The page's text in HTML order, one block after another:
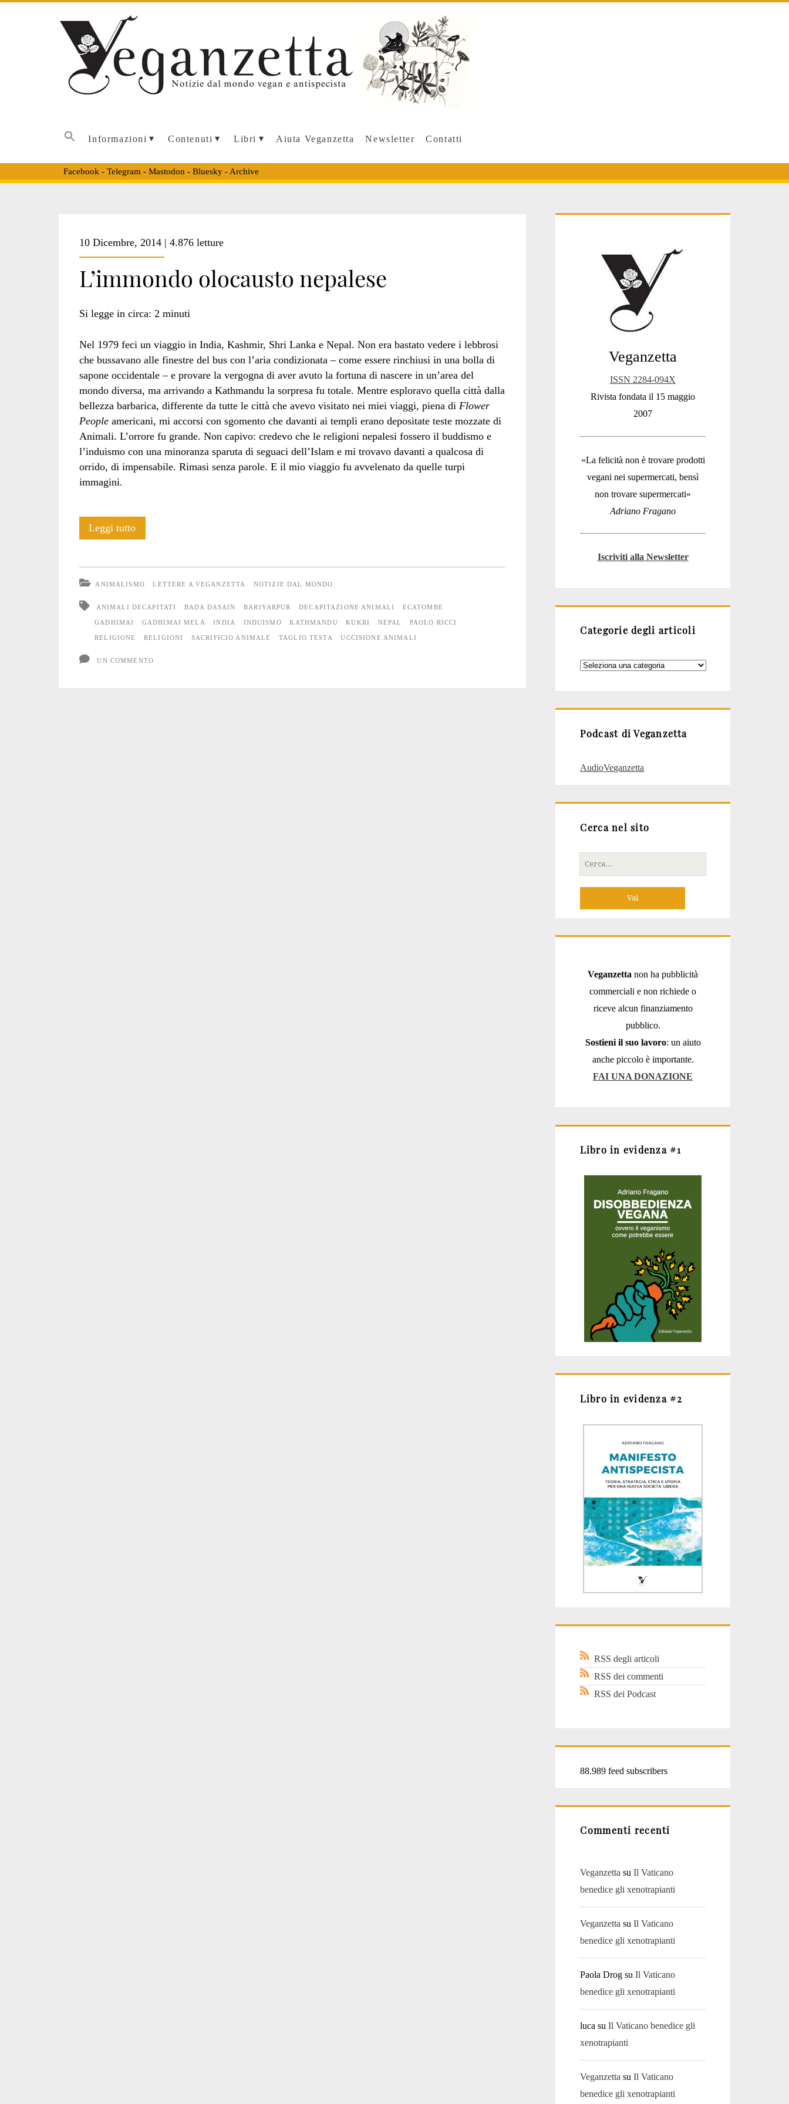
Informazioni Contenuti Libri Aiuta Veganzetta Newsletter Contatti
Facebook - Telegram - Mastodon - Bluesky- Archive
<span>induismo</span>
10 Dicembre, 2014 | 4.876 letture
L’immondo olocausto nepalese
Si legge in circa: 2 minuti
Nel 1979 feci un viaggio in India, Kashmir, Shri Lanka e Nepal. Non era bastato vedere i lebbrosi
che bussavano alle finestre del bus con l’aria condizionata – come essere rinchiusi in una bolla di
sapone occidentale – e provare la vergogna di aver avuto la fortuna di nascere in un’area del
mondo diversa, ma arrivando a Kathmandu la sorpresa fu totale. Mentre esploravo quella città dalla
bellezza barbarica, differente da tutte le città che avevo visitato nei miei viaggi, piena di Flower
Peopleamericani, mi accorsi con sgomento che davanti ai templi erano depositate teste mozzate di
Animali. L’orrore fu grande. Non capivo: credevo che le religioni nepalesi fossero il buddismo e
l’induismo con una minoranza sparuta di seguaci dell’Islam e mi trovavo davanti a qualcosa di
orrido, di impensabile. Rimasi senza parole. E il mio viaggio fu avvelenato da quelle turpi
immagini.
Leggi tuttoL’immondo
ANIMALISMO LETTERE A VEGANZETTA NOTIZIE DAL MONDO
ANIMALI DECAPITATI BADA DASAIN BARIYARPUR DECAPITAZIONE ANIMALI ECATOMBE
GADHIMAI GADHIMAI MELA INDIA INDUISMO KATHMANDU KUKRI NEPAL PAOLO RICCI
RELIGIONE RELIGIONI SACRIFICIO ANIMALE TAGLIO TESTA UCCISIONE ANIMALI
UN COMMENTO
Sidebar
Veganzetta
ISSN 2284-094X
Rivista fondata il 15 maggio
2007
«La felicità non è trovare prodotti
vegani nei supermercati, bensì
non trovare supermercati»
Adriano Fragano
Iscriviti alla Newsletter
Categorie degli articoli
Categorie
Podcast di Veganzetta
AudioVeganzetta
Cerca nel sito
Cerca
per:
Veganzetta non ha pubblicità
commerciali e non richiede o
riceve alcun finanziamento
pubblico.
Sostieni il suo lavoro: un aiuto
anche piccolo è importante.
FAI UNA DONAZIONE
Libro in evidenza #1
Libro in evidenza #2
RSS degli articoli
RSS dei commenti
RSS dei Podcast
88.989 feed subscribers
Commenti recenti
Veganzetta suIl Vaticano
benedice gli xenotrapianti
Veganzetta suIl Vaticano
benedice gli xenotrapianti
Paola Drog suIl Vaticano
benedice gli xenotrapianti
luca suIl Vaticano benedice gli
xenotrapianti
Veganzetta suIl Vaticano
benedice gli xenotrapianti